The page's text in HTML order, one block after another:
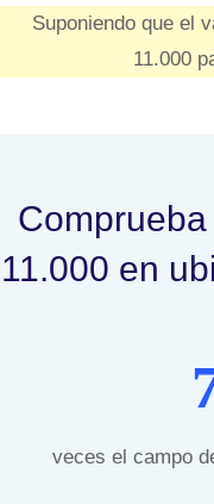
Suponiendo que el
11.000
11.000 en
veces el campo